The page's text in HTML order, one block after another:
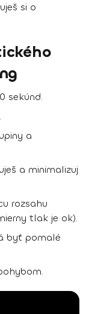
si o
sekúnd.
a
a minimalizuj
rozsahu
tlak je ok).
byť pomalé